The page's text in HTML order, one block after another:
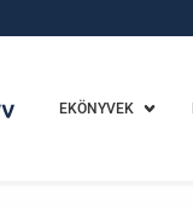
EKÖNYVEK